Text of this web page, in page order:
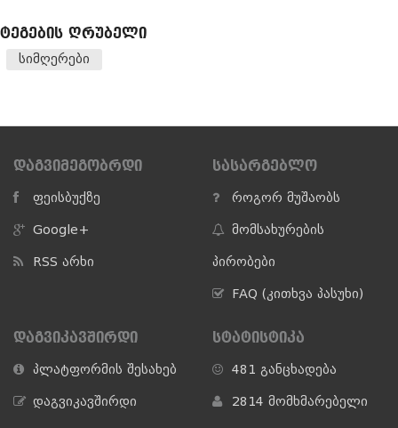
ᲢᲔᲒᲔᲑᲘᲡ ᲦᲠᲣᲑᲔᲚᲘ
სიმღერები
ᲓᲐᲒᲕᲘᲛᲔᲒᲝᲑᲠᲓᲘ
ფეისბუქზე
Google+
RSS არხი
ᲡᲐᲡᲐᲠᲒᲔᲑᲚᲝ
როგორ მუშაობს
მომსახურების
პირობები
FAQ (კითხვა პასუხი)
ᲓᲐᲒᲕᲘᲙᲐᲕᲨᲘᲠᲓᲘ
პლატფორმის შესახებ
დაგვიკავშირდი
ᲡᲢᲐᲢᲘᲡᲢᲘᲙᲐ
481 განცხადება
2814 მომხმარებელი